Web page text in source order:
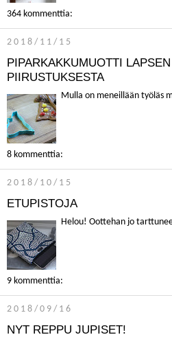
364 kommenttia:
2018/11/15
PIPARKAKKUMUOTTI LAPSEN
PIIRUSTUKSESTA
Mulla on meneillään työläs
8 kommenttia:
2018/10/15
ETUPISTOJA
Helou! Oottehan jo
9 kommenttia:
2018/09/16
NYT REPPU JUPISET!